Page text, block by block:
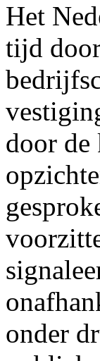
Het
tijd
door de
onder